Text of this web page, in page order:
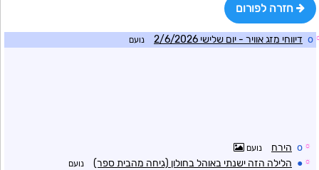
חזרה לפורום
o דיווחי מזג אוויר - יום שלישי 2/6/2026 נועם
☼
o הירח נועם
☼
● הלילה הזה ישנתי באוהל בחולון (גיחה מהבית ספר) נועם